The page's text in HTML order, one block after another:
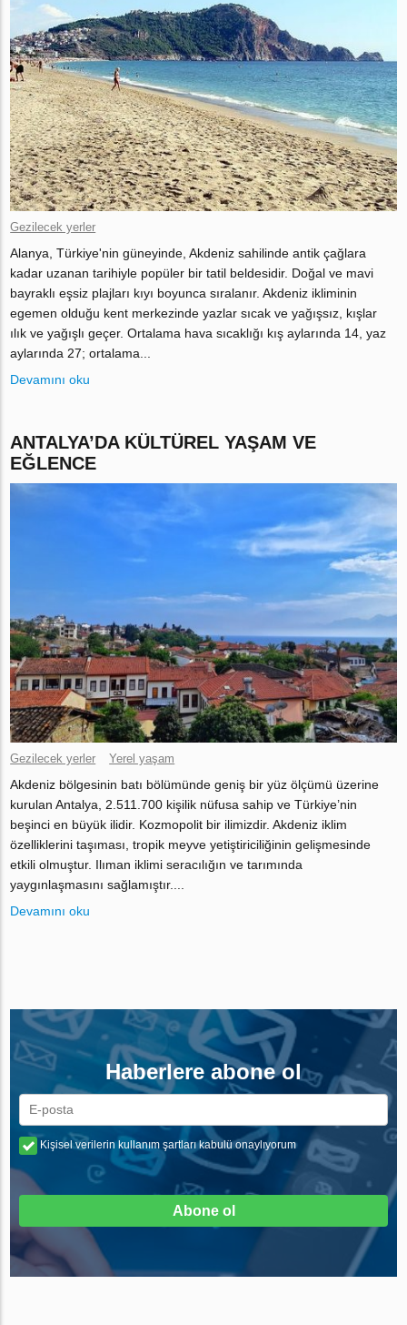
Gezilecek yerler
Alanya, Türkiye'nin güneyinde, Akdeniz sahilinde antik çağlara
kadar uzanan tarihiyle popüler bir tatil beldesidir. Doğal ve mavi
bayraklı eşsiz plajları kıyı boyunca sıralanır. Akdeniz ikliminin
egemen olduğu kent merkezinde yazlar sıcak ve yağışsız, kışlar
ılık ve yağışlı geçer. Ortalama hava sıcaklığı kış aylarında 14, yaz
aylarında 27; ortalama...
Devamını oku
ANTALYA’DA KÜLTÜREL YAŞAM VE
EĞLENCE
Gezilecek yerler Yerel yaşam
Akdeniz bölgesinin batı bölümünde geniş bir yüz ölçümü üzerine
kurulan Antalya, 2.511.700 kişilik nüfusa sahip ve Türkiye’nin
beşinci en büyük ilidir. Kozmopolit bir ilimizdir. Akdeniz iklim
özelliklerini taşıması, tropik meyve yetiştiriciliğinin gelişmesinde
etkili olmuştur. Ilıman iklimi seracılığın ve tarımında
yaygınlaşmasını sağlamıştır....
Devamını oku
Haberlere abone ol
Kişisel verilerin kullanım şartları kabulü onaylıyorum
Abone ol